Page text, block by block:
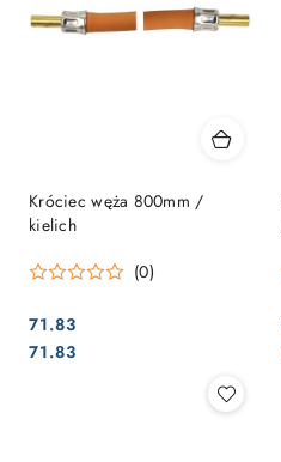
Króciec węża 800mm /
kielich
(0)
Cena:
71.83
Cena:
71.83